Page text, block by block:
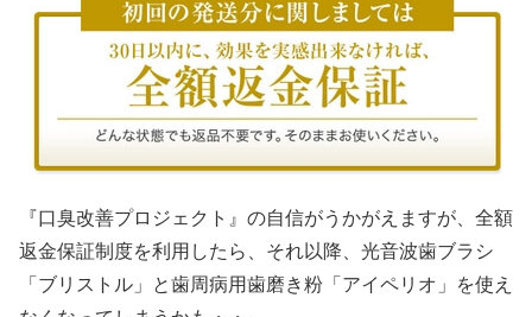
『口臭改善プロジェクト』の自信がうかがえますが、全額
返金保証制度を利用したら、それ以降、光音波歯ブラシ
「ブリストル」と歯周病用歯磨き粉「アイペリオ」を使え